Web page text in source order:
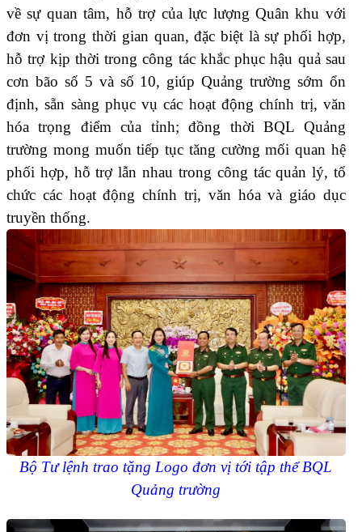
về sự quan tâm, hỗ trợ của lực lượng Quân khu với
đơn vị trong thời gian quan, đặc biệt là sự phối hợp,
hỗ trợ kịp thời trong công tác khắc phục hậu quả sau
cơn bão số 5 và số 10, giúp Quảng trường sớm ổn
định, sẵn sàng phục vụ các hoạt động chính trị, văn
hóa trọng điểm của tỉnh; đồng thời BQL Quảng
trường mong muốn tiếp tục tăng cường mối quan hệ
phối hợp, hỗ trợ lẫn nhau trong công tác quản lý, tổ
chức các hoạt động chính trị, văn hóa và giáo dục
truyền thống.
Bộ Tư lệnh trao tặng Logo đơn vị tới tập thể BQL
Quảng trường